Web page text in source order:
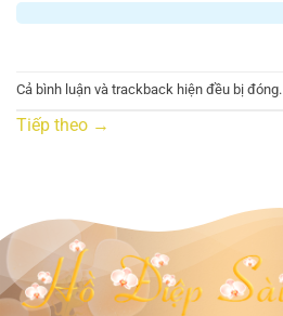
Cả bình luận và trackback hiện đều bị đóng.
Tiếp theo →